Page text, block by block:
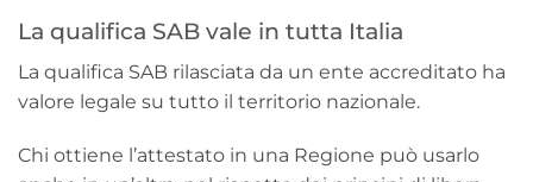
La qualifica SAB vale in tutta Italia
La qualifica SAB rilasciata da un ente accreditato ha
valore legale su tutto il territorio nazionale.
Chi ottiene l’attestato in una Regione può usarlo